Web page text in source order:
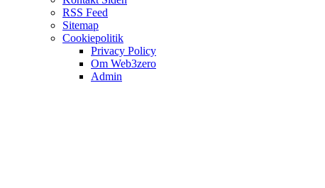
RSS Feed
Sitemap
Cookiepolitik
Privacy Policy
Om Web3zero
Admin